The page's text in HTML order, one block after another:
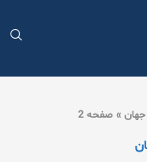
جهان » صفحه 2